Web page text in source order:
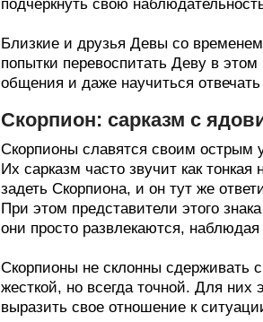
подчеркнуть свою
Близкие и друзья Девы со
попытки перевоспитать Деву в
общения и даже научиться
Скорпион: сарказм с
Скорпионы славятся своим
Их сарказм часто звучит как
задеть Скорпиона, и он тут же
При этом представители этого
они просто развлекаются,
Скорпионы не склонны сдерживать
жесткой, но всегда точной. Для
выразить свое отношение к